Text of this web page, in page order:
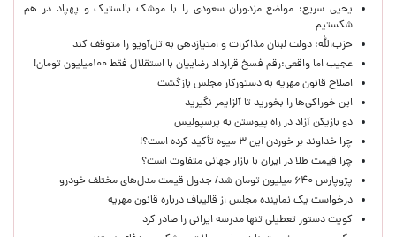
یحیی سریع: مواضع مزدوران سعودی را با موشک بالستیک و پهپاد در هم
شکستیم
حزب‌الله: دولت لبنان مذاکرات و امتیازدهی به تل‌آویو را متوقف کند
عجیب اما واقعی:رقم فسخ قرارداد رضاییان با استقلال فقط ۱۰۰میلیون تومان!
اصلاح قانون مهریه به دستورکار مجلس بازگشت
این خوراکی‌ها را بخورید تا آلزایمر نگیرید
دو بازیکن آزاد در راه پیوستن به پرسپولیس
چرا خداوند بر خوردن این ۳ میوه تأکید کرده است؟!
چرا قیمت طلا در ایران با بازار جهانی متفاوت است؟
پژوپارس ۶۴۰ میلیون تومان شد/ جدول قیمت مدل‌های مختلف خودرو
درخواست یک نماینده مجلس از قالیباف درباره قانون مهریه
کویت دستور تعطیلی تنها مدرسه ایرانی را صادر کرد